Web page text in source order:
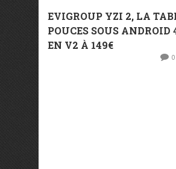
EVIGROUP YZI 2, LA
POUCES SOUS ANDROID
EN V2 À 149€